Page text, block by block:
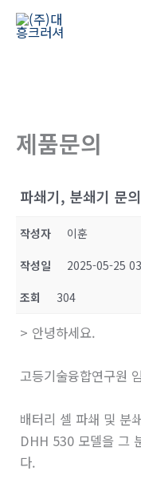
제품문의
파쇄기, 분쇄기 문의
작성자
이훈
작성일
2025-05-25
조회
304
> 안녕하세요.
고등기술융합연구원
배터리 셀 파쇄 및 분
DHH 530 모델을 그
다.